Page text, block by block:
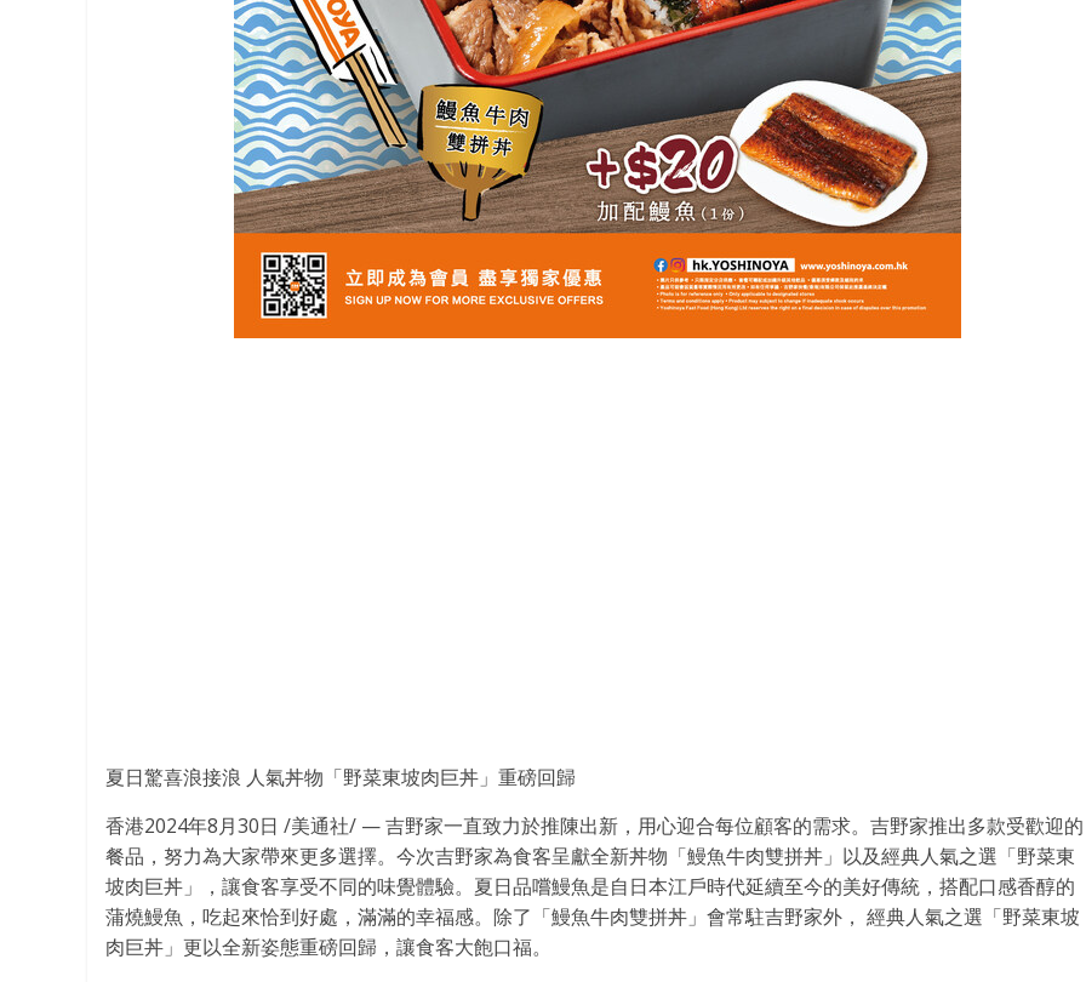
夏日驚喜浪接浪 人氣丼物「野菜東坡肉巨丼」 重磅回歸
香港2024年8月30日 /美通社/ — 吉野家一直致力於推陳出新，用心迎合每位顧客的需求。吉野家推出多款受歡迎的
餐品，努力為大家帶來更多選擇。今次吉野家為食客呈獻全新丼物「鰻魚牛肉雙拼丼」以及經典人氣之選「野菜東
坡肉巨丼」，讓食客享受不同的味覺體驗。夏日品嚐鰻魚是自日本江戶時代延續至今的美好傳統，搭配口感香醇的
蒲燒鰻魚，吃起來恰到好處，滿滿的幸福感。除了「鰻魚牛肉雙拼丼」會常駐吉野家外， 經典人氣之選「野菜東坡
肉巨丼」更以全新姿態重磅回歸，讓食客大飽口福。